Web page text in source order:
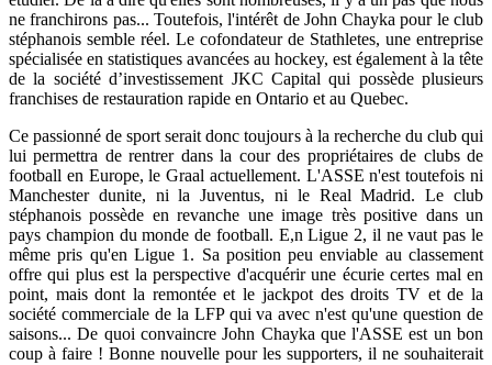
ne franchirons pas... Toutefois, l'intérêt de John Chayka pour le club
stéphanois semble réel. Le cofondateur de Stathletes, une entreprise
spécialisée en statistiques avancées au hockey, est également à la tête
de la société d’investissement JKC Capital qui possède plusieurs
franchises de restauration rapide en Ontario et au Quebec.
Ce passionné de sport serait donc toujours à la recherche du club qui
lui permettra de rentrer dans la cour des propriétaires de clubs de
football en Europe, le Graal actuellement. L'ASSE n'est toutefois ni
Manchester dunite, ni la Juventus, ni le Real Madrid. Le club
stéphanois possède en revanche une image très positive dans un
pays champion du monde de football. E,n Ligue 2, il ne vaut pas le
même pris qu'en Ligue 1. Sa position peu enviable au classement
offre qui plus est la perspective d'acquérir une écurie certes mal en
point, mais dont la remontée et le jackpot des droits TV et de la
société commerciale de la LFP qui va avec n'est qu'une question de
saisons... De quoi convaincre John Chayka que l'ASSE est un bon
coup à faire ! Bonne nouvelle pour les supporters, il ne souhaiterait